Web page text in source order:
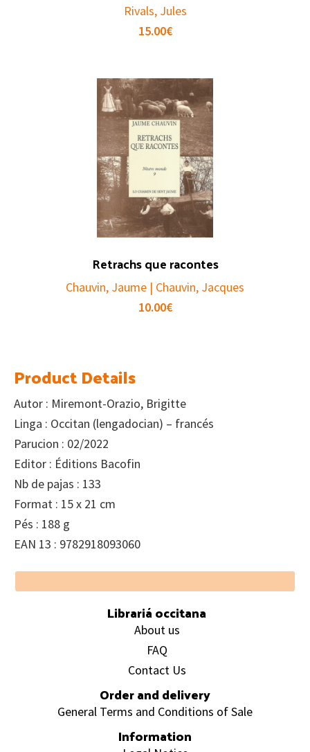
Rivals, Jules
15.00€
Retrachs que racontes
Chauvin, Jaume | Chauvin, Jacques
10.00€
Product Details
Autor : Miremont-Orazio, Brigitte
Linga : Occitan (lengadocian) – francés
Parucion : 02/2022
Editor : Éditions Bacofin
Nb de pajas : 133
Format : 15 x 21 cm
Pés : 188 g
EAN 13 : 9782918093060
Footer
Librariá occitana
About us
FAQ
Contact Us
Order and delivery
General Terms and Conditions of Sale
Information